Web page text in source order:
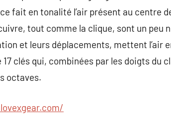
fait en tonalité l’air présent au centre
tout comme la clique, sont un peu
et leurs déplacements, mettent l’air
clés qui, combinées par les doigts du
octaves.